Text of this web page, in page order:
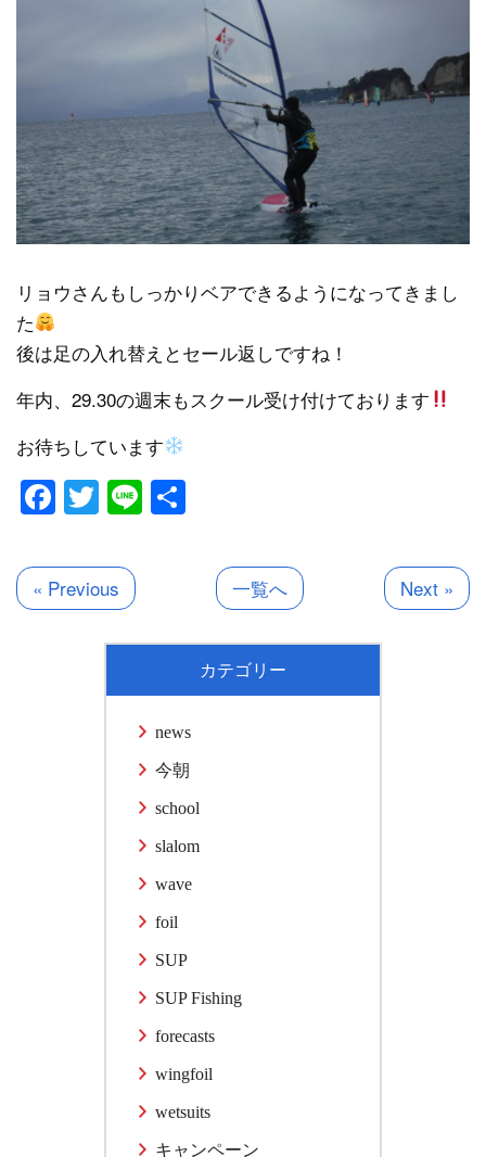
リョウさんもしっかりベアできるようになってきまし
た
後は足の入れ替えとセール返しですね！
年内、29.30の週末もスクール受け付けております
お待ちしています
Facebook
Twitter
Line
« Previous 一覧へ Next »
カテゴリー
news
今朝
school
slalom
wave
foil
SUP
SUP Fishing
forecasts
wingfoil
wetsuits
キャンペーン